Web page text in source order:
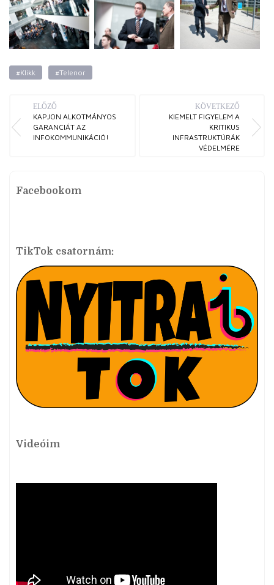
#Klikk #Telenor
ELŐZŐ
KAPJON ALKOTMÁNYOS
GARANCIÁT AZ
INFOKOMMUNIKÁCIÓ!
KÖVETKEZŐ
KIEMELT FIGYELEM A
KRITIKUS
INFRASTRUKTÚRÁK
VÉDELMÉRE
Facebookom
TikTok csatornám:
Videóim